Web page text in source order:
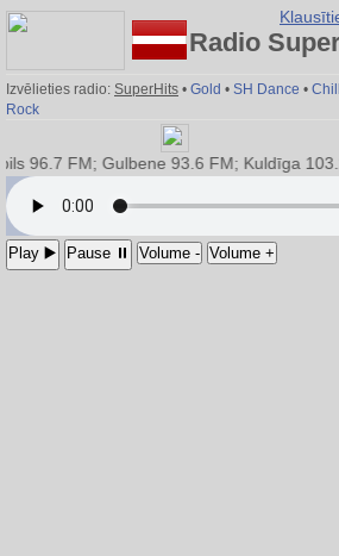
Radio
Izvēlieties radio: SuperHits • Gold • SH Dance •
Rock
96.7 FM; Gulbene 93.6 FM; Kuldīga
Play ▶️ Pause ⏸ Volume - Volume +